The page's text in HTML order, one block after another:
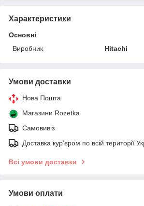
Характеристики
Основні
Виробник
Hitachi
Умови доставки
Нова Пошта
Магазини Rozetka
Самовивіз
Доставка кур’єром по всій території
Всі умови доставки
Умови оплати